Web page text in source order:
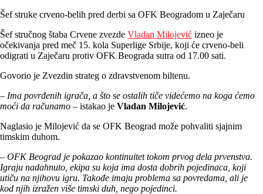
Šef struke crveno-belih pred derbi sa OFK Beogradom u Zaječaru
Šef stručnog štaba Crvene zvezde Vladan Milojević izneo je
očekivanja pred meč 15. kola Superlige Srbije, koji će crveno-beli
odigrati u Zaječaru protiv OFK Beograda sutra od 17.00 sati.
Govorio je Zvezdin strateg o zdravstvenom biltenu.
– Ima povrđenih igrača, a što se ostalih tiče videćemo na koga ćemo
moći da računamo – istakao je Vladan Milojević.
Naglasio je Milojević da se OFK Beograd može pohvaliti sjajnim
timskim duhom.
– OFK Beograd je pokazao kontinuitet tokom prvog dela prvenstva.
Igraju nadahnuto, ekipa su koja ima dosta dobrih pojedinaca, koji
utiču na njihovu igru. Takođe imaju problema sa povredama, ali je
kod njih izražen više timski duh, nego pojedinci.